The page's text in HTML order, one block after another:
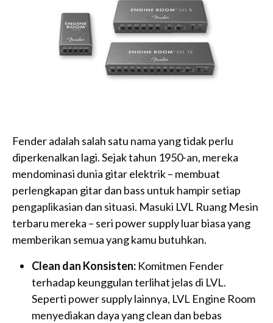
Fender adalah salah satu nama yang tidak perlu
diperkenalkan lagi. Sejak tahun 1950-an, mereka
mendominasi dunia gitar elektrik – membuat
perlengkapan gitar dan bass untuk hampir setiap
pengaplikasian dan situasi. Masuki LVL Ruang Mesin
terbaru mereka – seri power supply luar biasa yang
memberikan semua yang kamu butuhkan.
Clean dan Konsisten: Komitmen Fender
terhadap keunggulan terlihat jelas di LVL.
Seperti power supply lainnya, LVL Engine Room
menyediakan daya yang clean dan bebas